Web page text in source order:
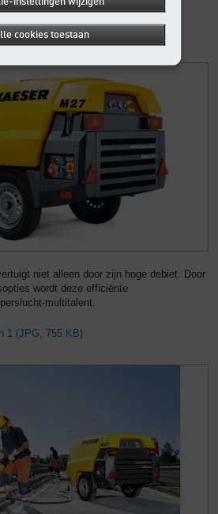
niet alleen door zijn hoge debiet. Door
wordt deze efficiënte
multitalent.
1 (JPG, 755 KB)
cookies toestaan